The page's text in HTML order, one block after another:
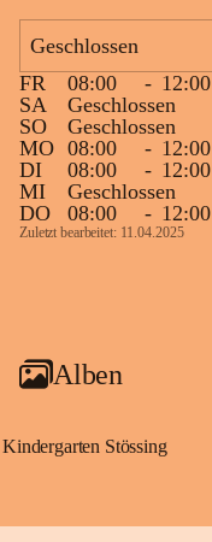
Geschlossen
FR
08:00 - 12:00
SA
Geschlossen
SO
Geschlossen
MO 08:00 - 12:00
DI
08:00 - 12:00
MI
Geschlossen
DO
08:00 - 12:00
Zuletzt bearbeitet: 11.04.2025
Alben
Kindergarten Stössing